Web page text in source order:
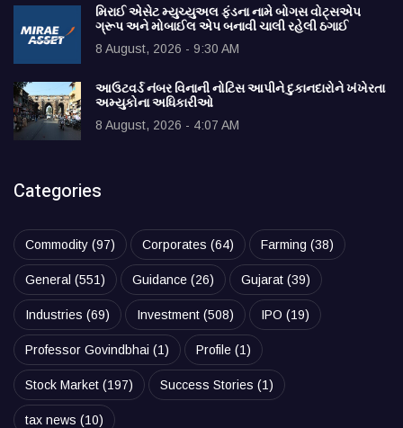
મિરાઈ એસેટ મ્યુચ્યુઅલ ફંડના નામે બોગસ વોટ્સએપ
ગ્રૂપ અને મોબાઈલ એપ બનાવી ચાલી રહેલી ઠગાઈ
8 August, 2026 - 9:30 AM
આઉટવર્ડ નંબર વિનાની નોટિસ આપીને દુકાનદારોને ખંખેરતા
અમ્યુકોના અધિકારીઓ
8 August, 2026 - 4:07 AM
Categories
Commodity (97) Corporates (64) Farming (38)
General (551) Guidance (26) Gujarat (39)
Industries (69) Investment (508) IPO (19)
Professor Govindbhai (1) Profile (1)
Stock Market (197) Success Stories (1)
tax news (10)